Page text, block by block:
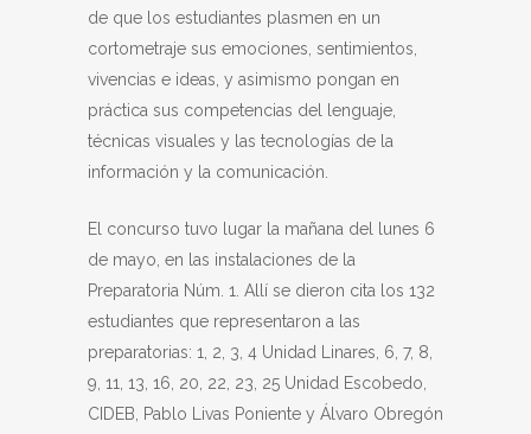
de que los estudiantes plasmen en un
cortometraje sus emociones, sentimientos,
vivencias e ideas, y asimismo pongan en
práctica sus competencias del lenguaje,
técnicas visuales y las tecnologías de la
información y la comunicación.
El concurso tuvo lugar la mañana del lunes 6
de mayo, en las instalaciones de la
Preparatoria Núm. 1. Allí se dieron cita los 132
estudiantes que representaron a las
preparatorias: 1, 2, 3, 4 Unidad Linares, 6, 7, 8,
9, 11, 13, 16, 20, 22, 23, 25 Unidad Escobedo,
CIDEB, Pablo Livas Poniente y Álvaro Obregón